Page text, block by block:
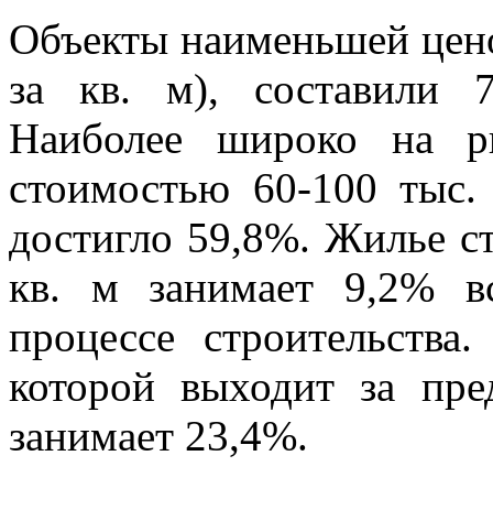
Объекты наименьшей
за кв. м), составили
Наиболее широко на
стоимостью 60-100
достигло 59,8%. Жилье
кв. м занимает 9,2%
процессе
которой выходит за
занимает 23,4%.